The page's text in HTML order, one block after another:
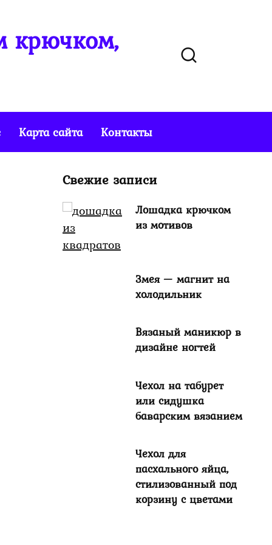
крючком,
Карта сайта Контакты
Свежие записи
Лошадка крючком
из мотивов
Змея — магнит на
холодильник
Вязаный маникюр в
дизайне ногтей
Чехол на табурет
или сидушка
баварским вязанием
Чехол для
пасхального яйца,
стилизованный под
корзину с цветами